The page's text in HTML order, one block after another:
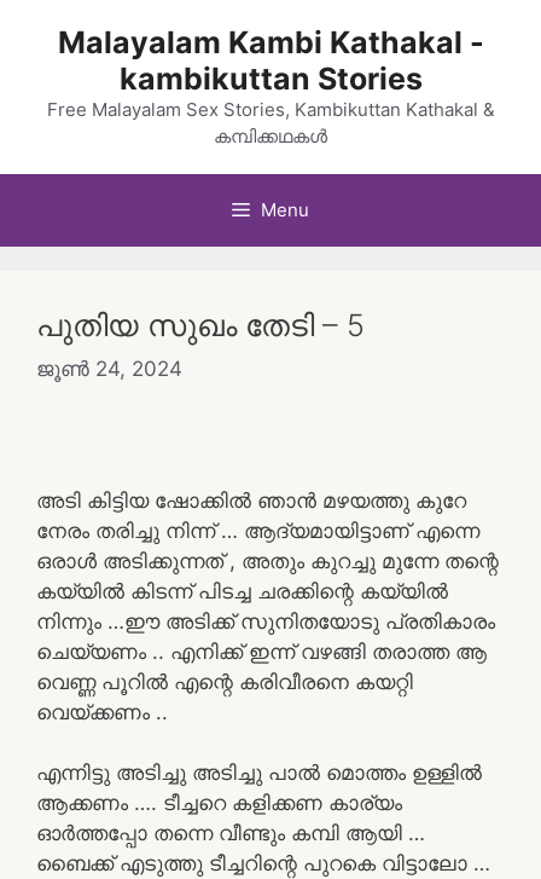
Malayalam Kambi Kathakal -
kambikuttan Stories
Free Malayalam Sex Stories, Kambikuttan Kathakal &
കമ്പിക്കഥകൾ
Menu
പുതിയ സുഖം തേടി – 5
ജൂൺ 24, 2024
അടി കിട്ടിയ ഷോക്കിൽ ഞാൻ മഴയത്തു കുറേ
നേരം തരിച്ചു നിന്ന് … ആദ്യമായിട്ടാണ് എന്നെ
ഒരാൾ അടിക്കുന്നത് , അതും കുറച്ചു മുന്നേ തന്റെ
കയ്യിൽ കിടന്ന് പിടച്ച ചരക്കിന്റെ കയ്യിൽ
നിന്നും …ഈ അടിക്ക് സുനിതയോടു പ്രതികാരം
ചെയ്യണം .. എനിക്ക് ഇന്ന് വഴങ്ങി തരാത്ത ആ
വെണ്ണ പൂറിൽ എന്റെ കരിവീരനെ കയറ്റി
വെയ്ക്കണം ..
എന്നിട്ടു അടിച്ചു അടിച്ചു പാൽ മൊത്തം ഉള്ളിൽ
ആക്കണം …. ടീച്ചറെ കളിക്കണ കാര്യം
ഓർത്തപ്പോ തന്നെ വീണ്ടും കമ്പി ആയി …
ബൈക്ക് എടുത്തു ടീച്ചറിന്റെ പുറകെ വിട്ടാലോ …